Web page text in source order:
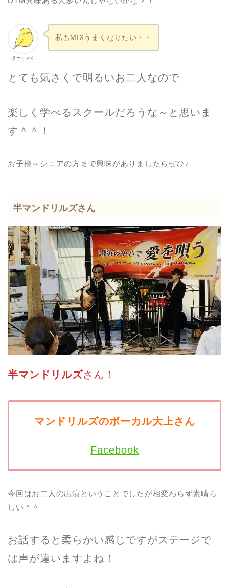
きーちゃん
私もMIXうまくなりたい・・
とても気さくで明るいお二人なので
楽しく学べるスクールだろうな～と思いま
す＾＾！
お子様～シニアの方まで興味がありましたらぜひ♪
半マンドリルズさん
半マンドリルズさん！
マンドリルズのボーカル大上さん
Facebook
今回はお二人の出演ということでしたが相変わらず素晴ら
しい＾＾
お話すると柔らかい感じですがステージで
は声が違いますよね！